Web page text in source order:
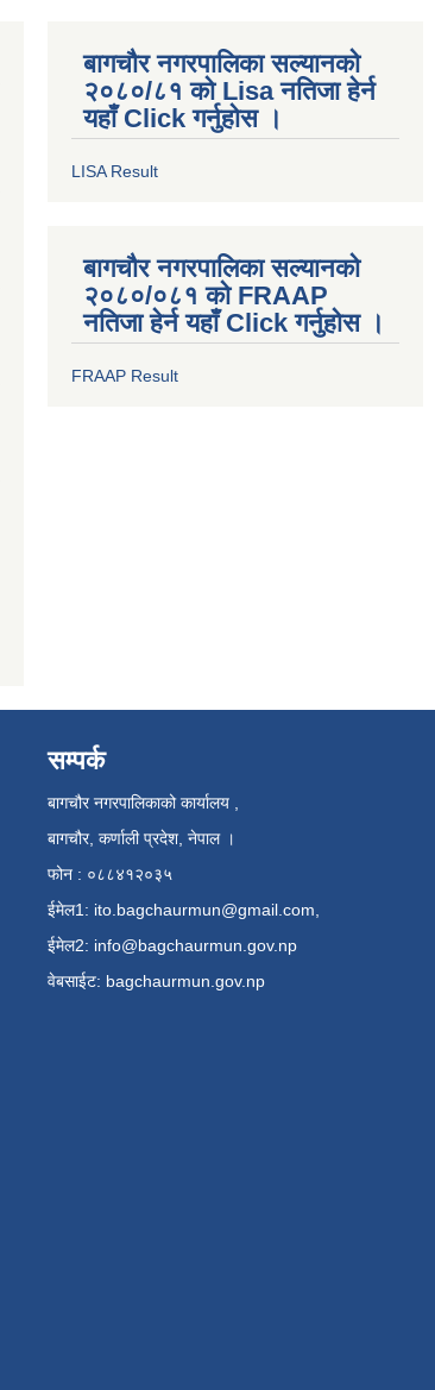
बागचौर नगरपालिका सल्यानको
२०८०/८१ को Lisa नतिजा हेर्न
यहाँ Click गर्नुहोस ।
LISA Result
बागचौर नगरपालिका सल्यानको
२०८०/०८१ को FRAAP
नतिजा हेर्न यहाँ Click गर्नुहोस ।
FRAAP Result
सम्पर्क
बागचौर नगरपालिकाको कार्यालय ,
बागचौर, कर्णाली प्रदेश, नेपाल ।
फोन : ०८८४१२०३५
ईमेल1: ito.bagchaurmun@gmail.com
ईमेल2: info@bagchaurmun.gov.np
वे‍बसाईट: bagchaurmun.gov.np